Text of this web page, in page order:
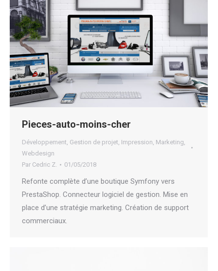
Pieces-auto-moins-cher
Développement, Gestion de projet, Impression, Marketing,
Webdesign
Par Cedric Z. 01/05/2018
Refonte complète d’une boutique Symfony vers
PrestaShop. Connecteur logiciel de gestion. Mise en
place d’une stratégie marketing. Création de support
commerciaux.